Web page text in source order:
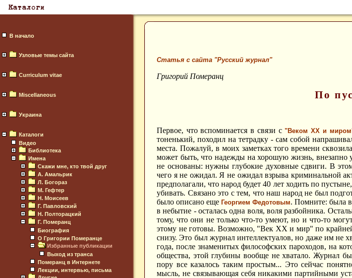
В начало
Узловые темы сайта
Curriculum vitae
Miscellaneous
Украина
Каталоги
Видео
Библиотека
Имена
Скажи мне, кто твой друг
А. Амальрик
Л. Богораз
М. Гефтер
Н. Моисеев
Г. Павловский
Н. Полторацкий
Г. Померанц
Биография
О Григории Померанце
Избранные публикации
Выход из транса
Померанц в Интернете
Лекции, интервью, письма
Статья с сайта "Русский журнал"
Григорий Померанц
По
Первое, что вспоминается в связи с"Веком ХХ и
тоненький, походил на тетрадку - сам собой
места. Пожалуй, в моих заметках того времени
может быть, что надежды на хорошую жизнь,
не основаны: нужны глубокие духовные сдвиги. В
чего я не ожидал. Я не ожидал взрыва криминальной
предполагали, что народ будет 40 лет ходить по
убивать. Связано это с тем, что наш народ не был
было описано еще Георгием Федотовым. Помните: была
в небытие - осталась одна воля, воля разбойника.
тому, что они не только что-то умеют, но и что-то
этому не готовы. Возможно, "Век ХХ и мир" по
снизу. Это был журнал интеллектуалов, но даже им не
года, после знаменитых философских пароходов, на
общества, этой глубины вообще не хватало. Журнал
пору все казалось таким простым... Это сейчас
мысль, не связывающая себя никакими партийными